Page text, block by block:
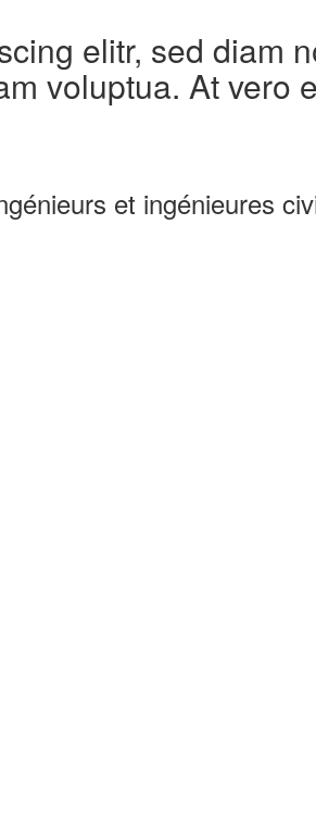
elitr, sed diam
voluptua. At vero
et ingénieures